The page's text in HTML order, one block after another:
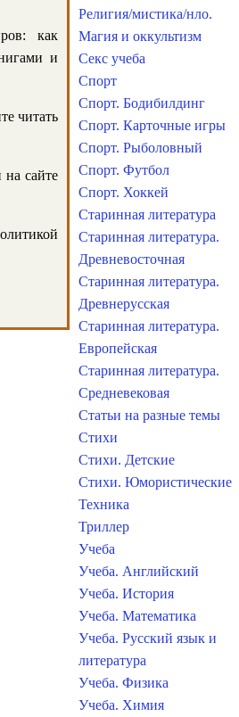
как
и
читать
сайте
Религия/мистика/нло.
Магия и оккультизм
Секс учеба
Спорт
Спорт. Бодибилдинг
Спорт. Карточные игры
Спорт. Рыболовный
Спорт. Футбол
Спорт. Хоккей
Старинная литература
Старинная литература.
Древневосточная
Старинная литература.
Древнерусская
Старинная литература.
Европейская
Старинная литература.
Средневековая
Статьи на разные темы
Стихи
Стихи. Детские
Стихи. Юмористические
Техника
Триллер
Учеба
Учеба. Английский
Учеба. История
Учеба. Математика
Учеба. Русский язык и
литература
Учеба. Физика
Учеба. Химия